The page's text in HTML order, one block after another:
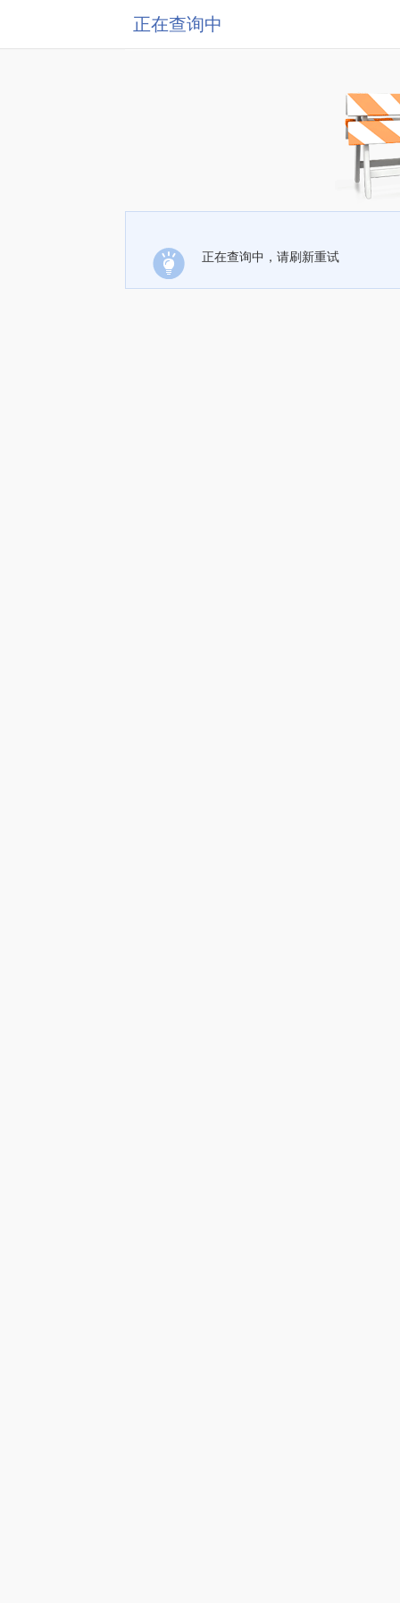
正在查询中
正在查询中，请刷新重试